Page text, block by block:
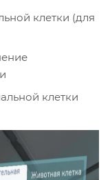
клетки (для
клетки